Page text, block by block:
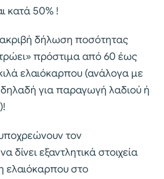
κατά 50% !
δήλωση ποσότητας
πρόστιμα από 60 έως
ελαιόκαρπου (ανάλογα με
για παραγωγή λαδιού ή
τον
δίνει εξαντλητικά στοιχεία
ελαιόκαρπου στο